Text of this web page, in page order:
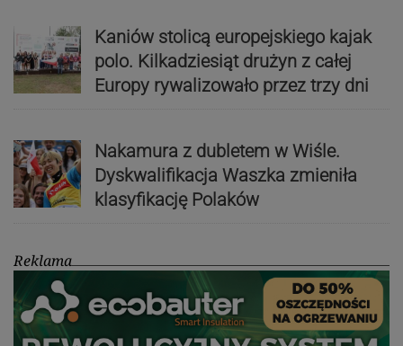
Kaniów stolicą europejskiego kajak
polo. Kilkadziesiąt drużyn z całej
Europy rywalizowało przez trzy dni
Nakamura z dubletem w Wiśle.
Dyskwalifikacja Waszka zmieniła
klasyfikację Polaków
Reklama